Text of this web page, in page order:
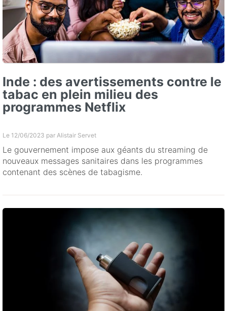
Inde : des avertissements contre le
tabac en plein milieu des
programmes Netflix
Le 12/06/2023 par Alistair Servet
Le gouvernement impose aux géants du streaming de
nouveaux messages sanitaires dans les programmes
contenant des scènes de tabagisme.